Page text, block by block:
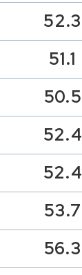
52.3
51.1
50.5
52.4
52.4
53.7
56.3